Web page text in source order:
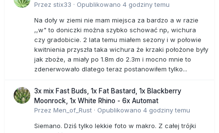
Przez stix33 · Opublikowano 4 godziny temu
Na doły w ziemi nie mam miejsca za bardzo a w razie
,,w" to doniczki można szybko schować np, wichura
czy gradobicie. 2 lata temu miałem sezony i w połowie
kwitnienia przyszła taka wichura że krzaki położone były
jak zboże, a miały po 1.8m do 2.3m i mocno mnie to
zdenerwowało dlatego teraz postanowiłem tylko...
3x mix Fast Buds, 1x Fat Bastard, 1x Blackberry
Moonrock, 1x White Rhino - 6x Automat
Przez Men_of_Rust · Opublikowano 4 godziny temu
Siemano. Dziś tylko lekkie foto w makro. Z całej trójki